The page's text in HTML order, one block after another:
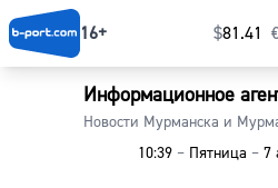
16+ $⁠81.41
Информационное
Новости Мурманска и
10:39 –Пятница –7
Главная